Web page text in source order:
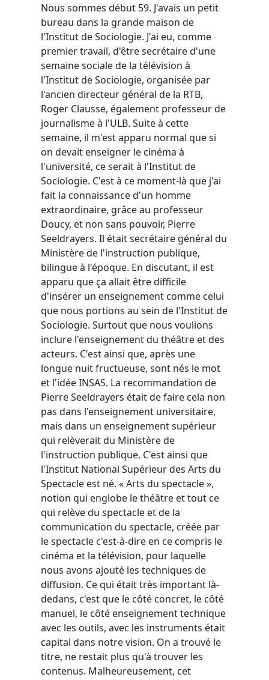
Nous sommes début 59. J'avais un petit
bureau dans la grande maison de
l'Institut de Sociologie. J'ai eu, comme
premier travail, d'être secrétaire d'une
semaine sociale de la télévision à
l'Institut de Sociologie, organisée par
l'ancien directeur général de la RTB,
Roger Clausse, également professeur de
journalisme à l'ULB. Suite à cette
semaine, il m'est apparu normal que si
on devait enseigner le cinéma à
l'université, ce serait à l'Institut de
Sociologie. C'est à ce moment-là que j'ai
fait la connaissance d'un homme
extraordinaire, grâce au professeur
Doucy, et non sans pouvoir, Pierre
Seeldrayers. Il était secrétaire général du
Ministère de l'instruction publique,
bilingue à l'époque. En discutant, il est
apparu que ça allait être difficile
d'insérer un enseignement comme celui
que nous portions au sein de l'Institut de
Sociologie. Surtout que nous voulions
inclure l'enseignement du théâtre et des
acteurs. C'est ainsi que, après une
longue nuit fructueuse, sont nés le mot
et l'idée INSAS. La recommandation de
Pierre Seeldrayers était de faire cela non
pas dans l'enseignement universitaire,
mais dans un enseignement supérieur
qui relèverait du Ministère de
l'instruction publique. C'est ainsi que
l'Institut National Supérieur des Arts du
Spectacle est né. « Arts du spectacle »,
notion qui englobe le théâtre et tout ce
qui relève du spectacle et de la
communication du spectacle, créée par
le spectacle c'est-à-dire en ce compris le
cinéma et la télévision, pour laquelle
nous avons ajouté les techniques de
diffusion. Ce qui était très important là-
dedans, c'est que le côté concret, le côté
manuel, le côté enseignement technique
avec les outils, avec les instruments était
capital dans notre vision. On a trouvé le
titre, ne restait plus qu'à trouver les
contenus. Malheureusement, cet